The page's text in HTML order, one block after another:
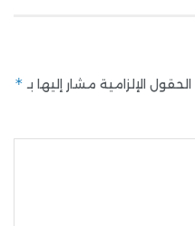
الحقول الإلزامية مشار إليها بـ *